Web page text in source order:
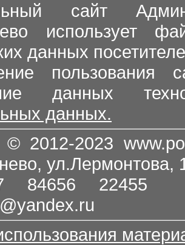
сайт
использует
данных
пользования
данных
данных.
© 2012-2023
ул.Лермонтова,
84656